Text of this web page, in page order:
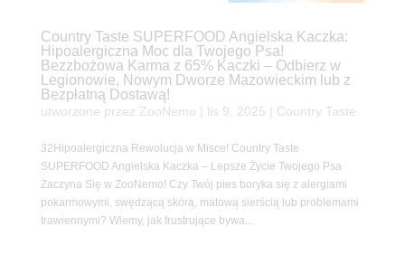
Country Taste SUPERFOOD Angielska Kaczka:
Hipoalergiczna Moc dla Twojego Psa!
Bezzbożowa Karma z 65% Kaczki – Odbierz w
Legionowie, Nowym Dworze Mazowieckim lub z
Bezpłatną Dostawą!
utworzone przez ZooNemo lis 9, 2025 Country Taste
32Hipoalergiczna Rewolucja w Misce! Country Taste
SUPERFOOD Angielska Kaczka – Lepsze Życie Twojego Psa
Zaczyna Się w ZooNemo! Czy Twój pies boryka się z alergiami
pokarmowymi, swędzącą skórą, matową sierścią lub problemami
trawiennymi? Wiemy, jak frustrujące bywa...